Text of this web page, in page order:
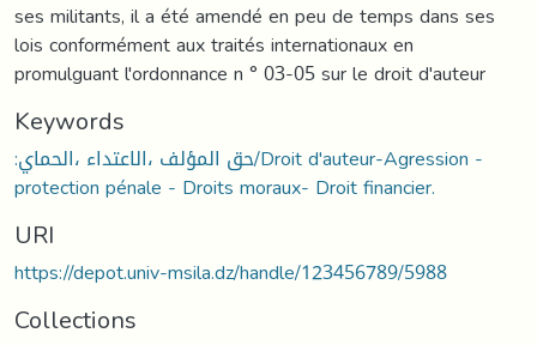
ses militants, il a été amendé en peu de temps dans ses
lois conformément aux traités internationaux en
promulguant l'ordonnance n ° 03-05 sur le droit d'auteur
Keywords
:حق المؤلف ،الاعتداء ،الحماي/Droit d'auteur-Agression -
protection pénale - Droits moraux- Droit financier.
URI
https://depot.univ-msila.dz/handle/123456789/5988
Collections